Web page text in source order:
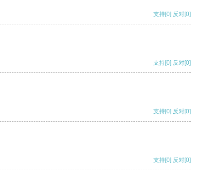
支持[0] 反对[0]
支持[0] 反对[0]
支持[0] 反对[0]
支持[0] 反对[0]